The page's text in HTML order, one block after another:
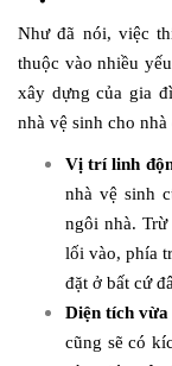
Như đã nói, việc
thuộc vào nhiều
xây dựng của gia
nhà vệ sinh cho
Vị trí linh
nhà vệ sinh
ngôi nhà.
lối vào, phía
đặt ở bất cứ
Diện tích vừa
cũng sẽ có